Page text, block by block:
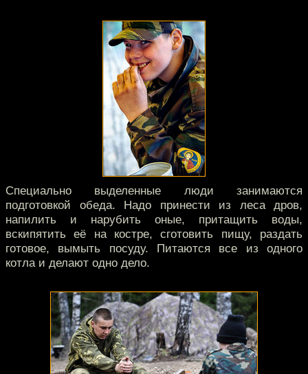
Специально выделенные люди занимаются
подготовкой обеда. Надо принести из леса дров,
напилить и нарубить оные, притащить воды,
вскипятить её на костре, сготовить пищу, раздать
готовое, вымыть посуду. Питаются все из одного
котла и делают одно дело.